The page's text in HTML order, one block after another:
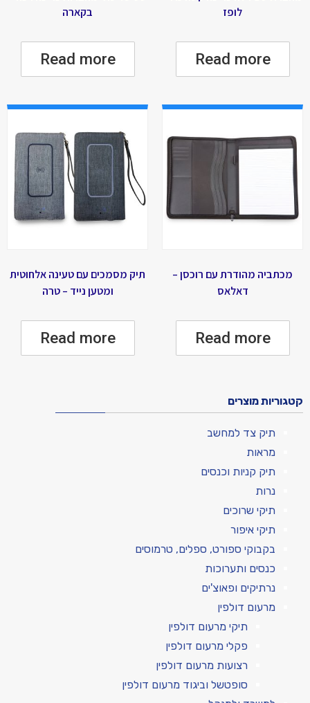
לופז
Read more
בקארה
Read more
מכתביה מהודרת עם רוכסן –
דאלאס
Read more
תיק מסמכים עם טעינה אלחוטית
ומטען נייד – טרה
Read more
קטגוריות מוצרים
תיק צד למחשב
מראות
תיק קניות וכנסים
נרות
תיקי שרוכים
תיקי איפור
בקבוקי ספורט, ספלים, טרמוסים
כנסים ותערוכות
נרתיקים ופאוצ'ים
מרעום דולפין
תיקי מרעום דולפין
פקלי מרעום דולפין
רצועות מרעום דולפין
סופטשל וביגוד מרעום דולפין